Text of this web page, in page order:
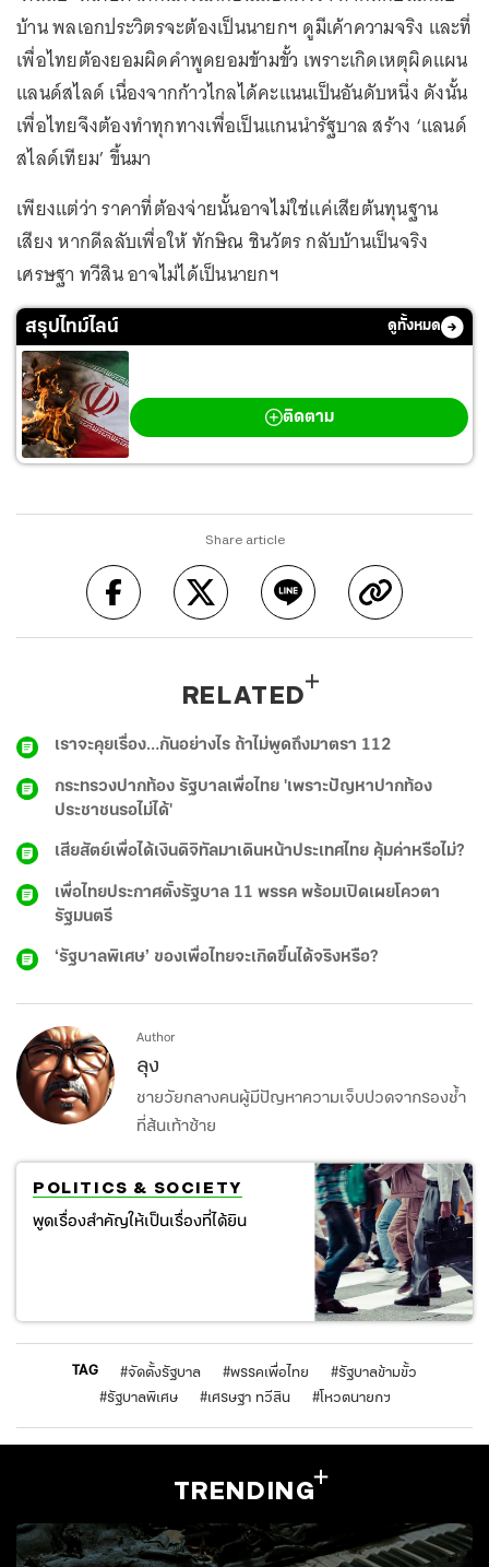
บ้าน พลเอกประวิตรจะต้องเป็นนายกฯ ดูมีเค้าความจริง และที่
เพื่อไทยต้องยอมผิดคำพูดยอมข้ามขั้ว เพราะเกิดเหตุผิดแผน
แลนด์สไลด์ เนื่องจากก้าวไกลได้คะแนนเป็นอันดับหนึ่ง ดังนั้น
เพื่อไทยจึงต้องทำทุกทางเพื่อเป็นแกนนำรัฐบาล สร้าง ‘แลนด์
สไลด์เทียม’ ขึ้นมา
เพียงแต่ว่า ราคาที่ต้องจ่ายนั้นอาจไม่ใช่แค่เสียต้นทุนฐาน
เสียง หากดีลลับเพื่อให้ ทักษิณ ชินวัตร กลับบ้านเป็นจริง
เศรษฐา ทวีสิน อาจไม่ได้เป็นนายกฯ
สรุปไทม์ไลน์ ดูทั้งหมด
ติดตาม
Share article
RELATED
เราจะคุยเรื่อง…กันอย่างไร ถ้าไม่พูดถึงมาตรา 112
กระทรวงปากท้อง รัฐบาลเพื่อไทย 'เพราะปัญหาปากท้อง
ประชาชนรอไม่ได้'
เสียสัตย์เพื่อได้เงินดิจิทัลมาเดินหน้าประเทศไทย คุ้มค่าหรือไม่?
เพื่อไทยประกาศตั้งรัฐบาล 11 พรรค พร้อมเปิดเผยโควตา
รัฐมนตรี
‘รัฐบาลพิเศษ’ ของเพื่อไทยจะเกิดขึ้นได้จริงหรือ?
Author
ลุง
ชายวัยกลางคนผู้มีปัญหาความเจ็บปวดจากรองช้ำ
ที่ส้นเท้าซ้าย
POLITICS & SOCIETY
พูดเรื่องสำคัญให้เป็นเรื่องที่ได้ยิน
TAG #จัดตั้งรัฐบาล #พรรคเพื่อไทย #รัฐบาลข้ามขั้ว
#รัฐบาลพิเศษ #เศรษฐา ทวีสิน #โหวตนายกฯ
TRENDING